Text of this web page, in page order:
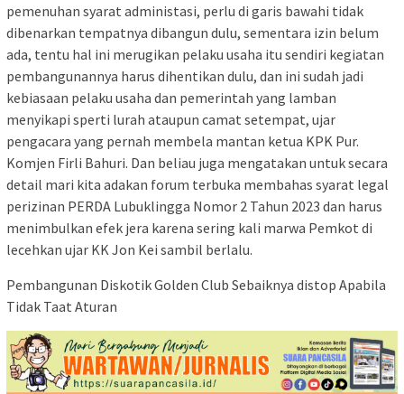
pemenuhan syarat administasi, perlu di garis bawahi tidak
dibenarkan tempatnya dibangun dulu, sementara izin belum
ada, tentu hal ini merugikan pelaku usaha itu sendiri kegiatan
pembangunannya harus dihentikan dulu, dan ini sudah jadi
kebiasaan pelaku usaha dan pemerintah yang lamban
menyikapi sperti lurah ataupun camat setempat, ujar
pengacara yang pernah membela mantan ketua KPK Pur.
Komjen Firli Bahuri. Dan beliau juga mengatakan untuk secara
detail mari kita adakan forum terbuka membahas syarat legal
perizinan PERDA Lubuklingga Nomor 2 Tahun 2023 dan harus
menimbulkan efek jera karena sering kali marwa Pemkot di
lecehkan ujar KK Jon Kei sambil berlalu.
Pembangunan Diskotik Golden Club Sebaiknya distop Apabila
Tidak Taat Aturan